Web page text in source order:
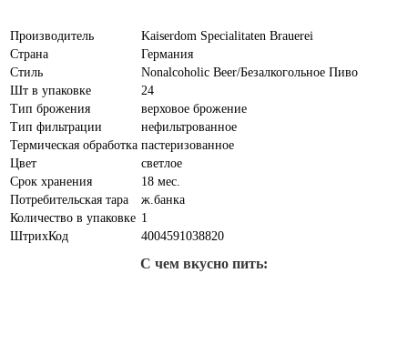
Производитель
Kaiserdom Specialitaten Brauerei
Страна
Германия
Стиль
Nonalcoholic Beer/Безалкогольное Пиво
Шт в упаковке
24
Тип брожения
верховое брожение
Тип фильтрации
нефильтрованное
Термическая обработка пастеризованное
Цвет
светлое
Срок хранения
18 мес.
Потребительская тара
ж.банка
Количество в упаковке 1
ШтрихКод
4004591038820
С чем вкусно пить: